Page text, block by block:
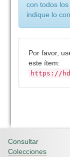
con todos
indique lo
Por favor,
este ítem:
https://
Consultar
Colecciones